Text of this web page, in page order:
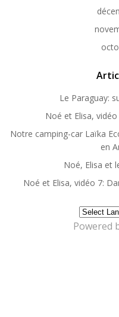
Le Paraguay:
Noé et Elisa,
Notre camping-car Laïka
en
Noé, Elisa et
Noé et Elisa, vidéo 7:
Powered